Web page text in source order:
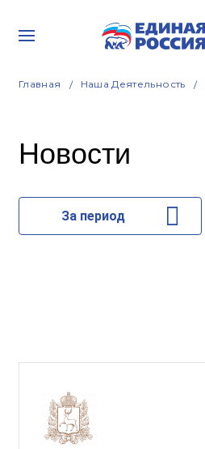
Главная Наша Деятельность
Новости
За период